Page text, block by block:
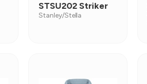
STSU202 Striker
Stanley/Stella